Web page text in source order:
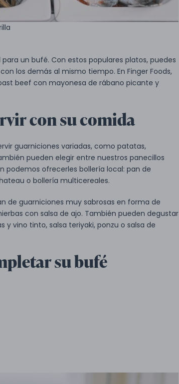
un bufé. Con estos populares platos, puedes
los demás al mismo tiempo. En Finger Foods,
beef con mayonesa de rábano picante y
con su comida
guarniciones variadas, como patatas,
pueden elegir entre nuestros panecillos
podemos ofrecerles bollería local: pan de
o bollería multicereales.
de guarniciones muy sabrosas en forma de
con salsa de ajo. También pueden degustar
y vino tinto, salsa teriyaki, ponzu o salsa de
su bufé